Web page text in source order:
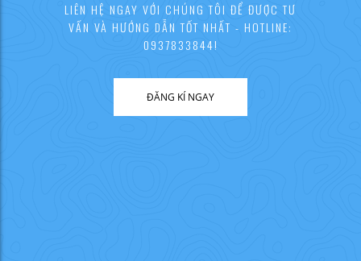
LIÊN HỆ NGAY VỚI CHÚNG TÔI ĐỂ ĐƯỢC TƯ
VẤN VÀ HƯỚNG DẪN TỐT NHẤT - HOTLINE:
0937833844!
ĐĂNG KÍ NGAY